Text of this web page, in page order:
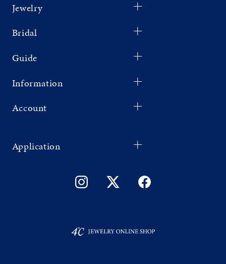
Jewelry
Bridal
Guide
Information
Account
Application